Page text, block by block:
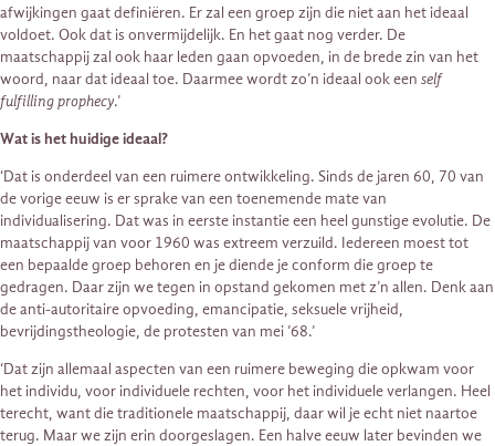
afwijkingen gaat definiëren. Er zal een groep zijn die niet aan het ideaal
voldoet. Ook dat is onvermijdelijk. En het gaat nog verder. De
maatschappij zal ook haar leden gaan opvoeden, in de brede zin van het
woord, naar dat ideaal toe. Daarmee wordt zo’n ideaal ook een self
fulfilling prophecy.’
Wat is het huidige ideaal?
‘Dat is onderdeel van een ruimere ontwikkeling. Sinds de jaren 60, 70 van
de vorige eeuw is er sprake van een toenemende mate van
individualisering. Dat was in eerste instantie een heel gunstige evolutie. De
maatschappij van voor 1960 was extreem verzuild. Iedereen moest tot
een bepaalde groep behoren en je diende je conform die groep te
gedragen. Daar zijn we tegen in opstand gekomen met z’n allen. Denk aan
de anti-autoritaire opvoeding, emancipatie, seksuele vrijheid,
bevrijdingstheologie, de protesten van mei ’68.’
‘Dat zijn allemaal aspecten van een ruimere beweging die opkwam voor
het individu, voor individuele rechten, voor het individuele verlangen. Heel
terecht, want die traditionele maatschappij, daar wil je echt niet naartoe
terug. Maar we zijn erin doorgeslagen. Een halve eeuw later bevinden we